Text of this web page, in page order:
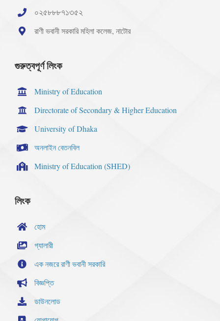
০২৫৮৮৮৭১৩৫২
রাণী ভবানী সরকারি মহিলা কলেজ, নাটোর
গুরুত্বপূর্ণ লিংক
Ministry of Education
Directorate of Secondary & Higher Education
University of Dhaka
অনলাইন বেতনবিল
Ministry of Education (SHED)
লিংক
হোম
গ্যালারী
এক নজরে রাণী ভবানী সরকারি
বিজ্ঞপ্তি
ডাউনলোড